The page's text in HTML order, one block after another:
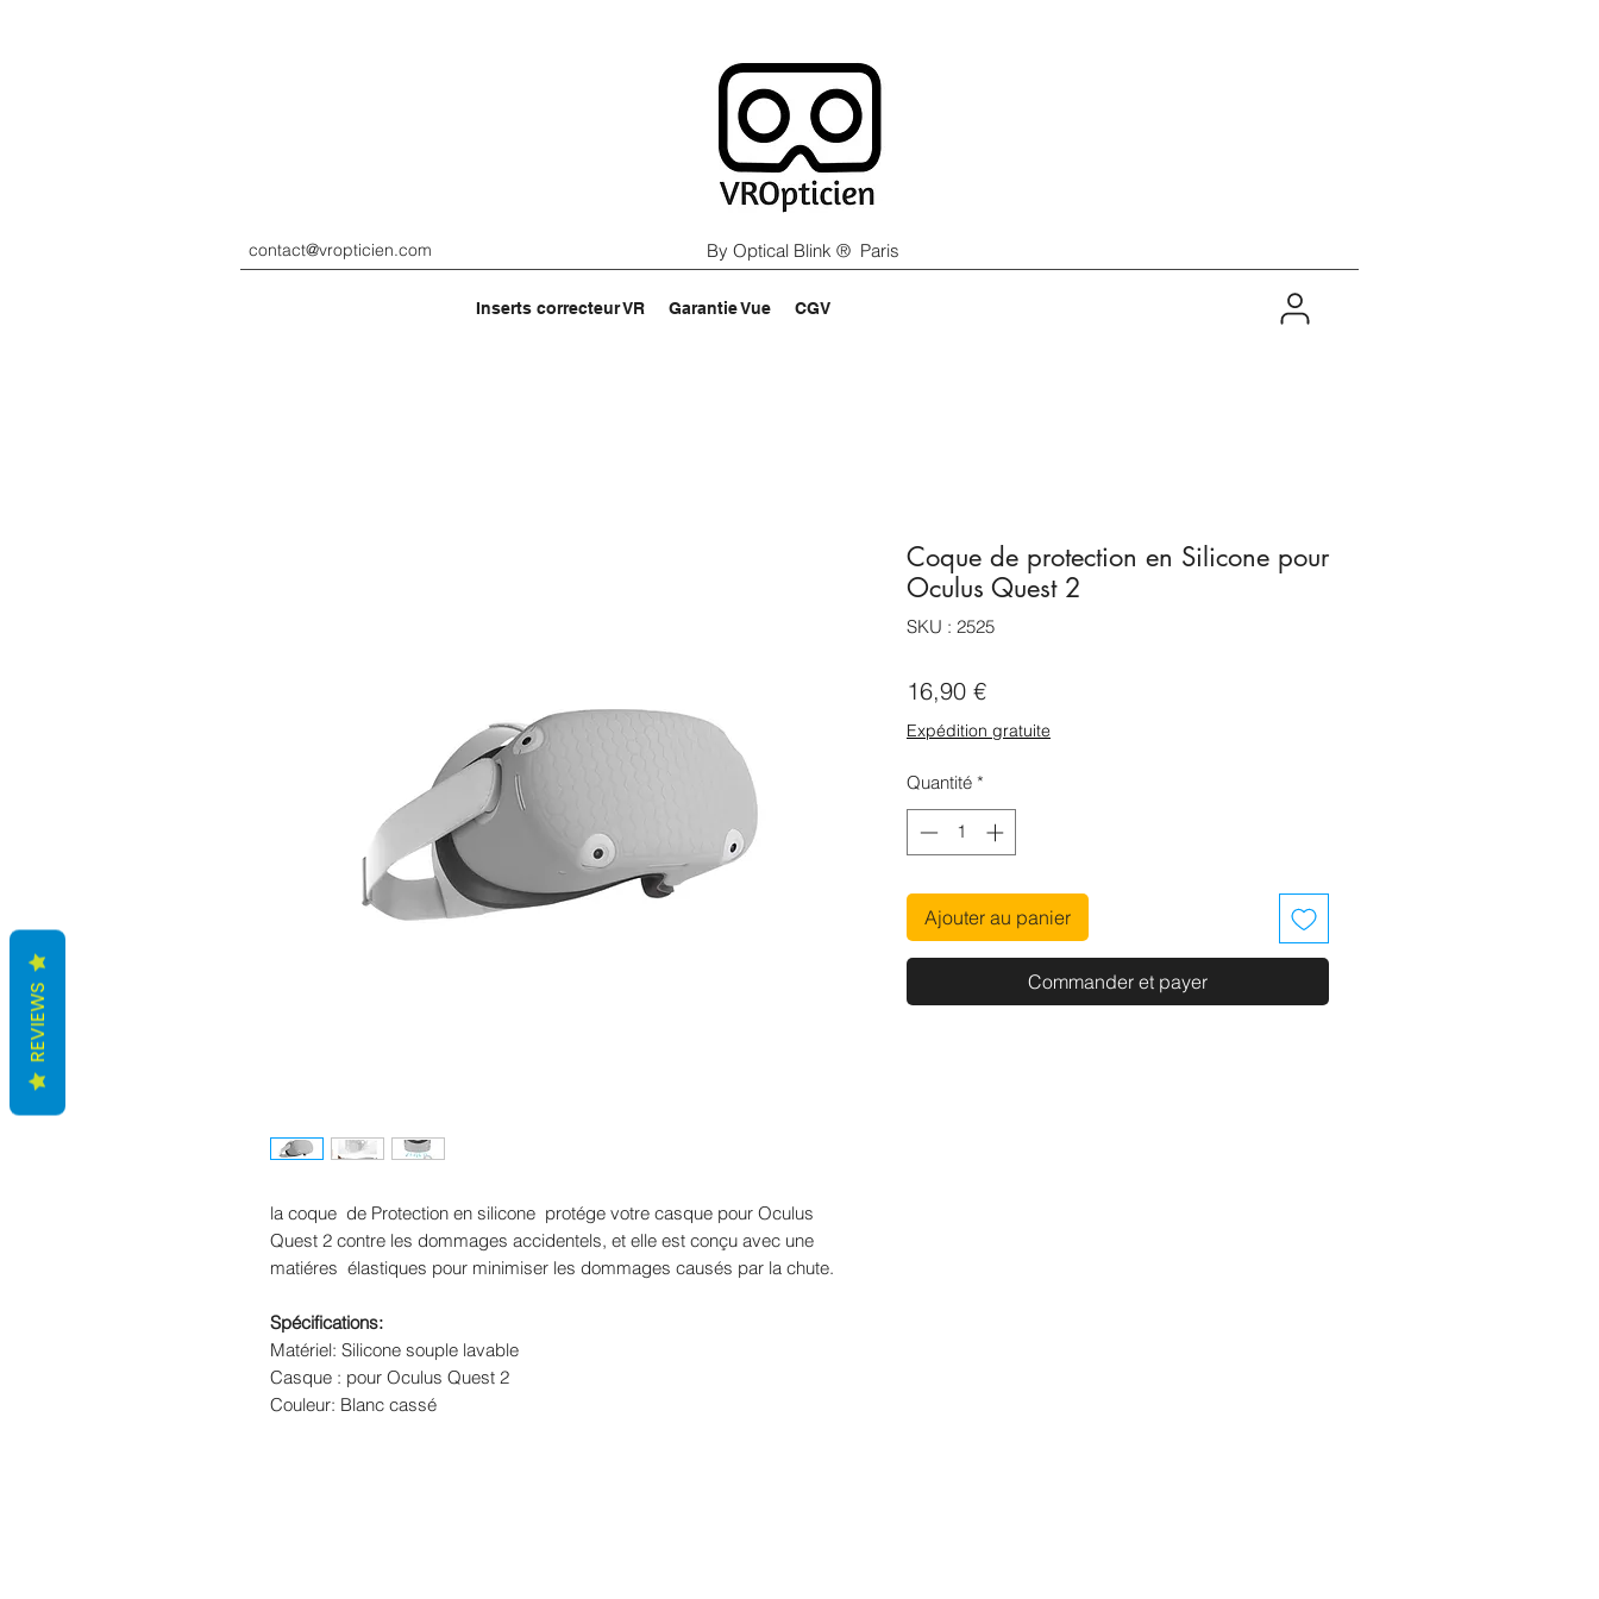
contact@vropticien.com By Optical Blink ® Paris
Inserts correcteur VR Garantie Vue CGV
la coque de Protection en silicone protége votre casque pour Oculus
Quest 2 contre les dommages accidentels, et elle est conçu avec une
matiéres élastiques pour minimiser les dommages causés par la chute.
Spécifications:
Matériel: Silicone souple lavable
Casque : pour Oculus Quest 2
Couleur: Blanc cassé
Coque de protection en Silicone pour
Oculus Quest 2
SKU : 2525
16,90 €Prix
Expédition gratuite
Quantité *
Ajouter au panier
Commander et payer
REVIEWS